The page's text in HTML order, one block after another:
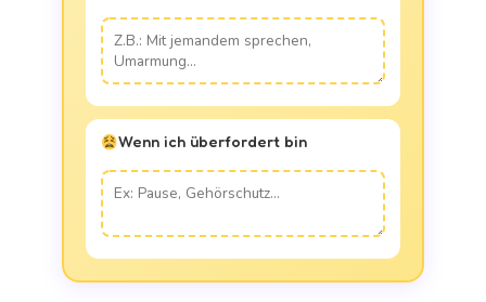
Wenn ich überfordert bin